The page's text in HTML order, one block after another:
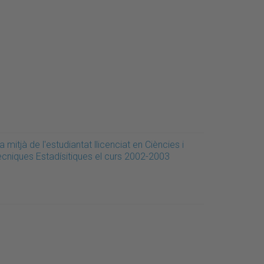
mitjà de l'estudiantat llicenciat en Ciències i
Estadísitiques el curs 2002-2003